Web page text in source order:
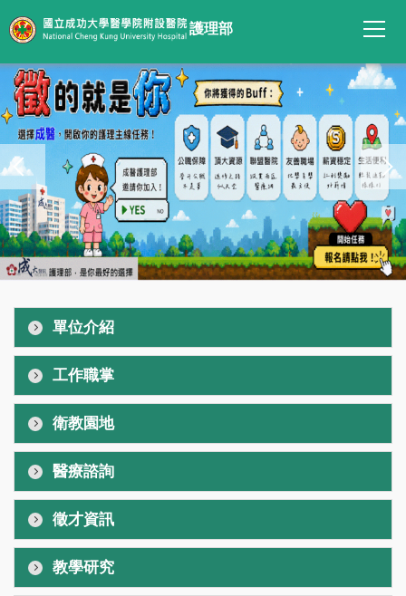
到
要
內
容
區
護理部
單位介紹
工作職掌
衛教園地
醫療諮詢
徵才資訊
教學研究